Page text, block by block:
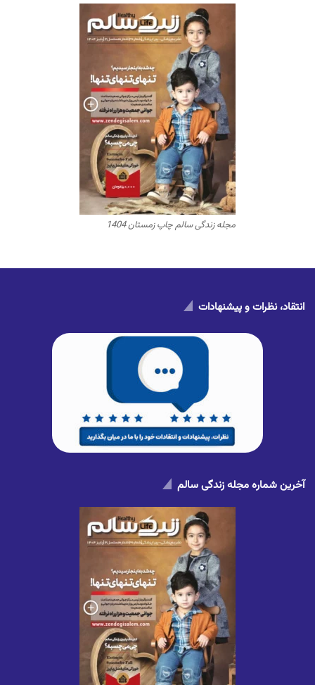
مجله زندگی سالم چاپ زمستان 1404
انتقاد، نظرات و پیشنهادات
آخرین شماره مجله زندگی سالم